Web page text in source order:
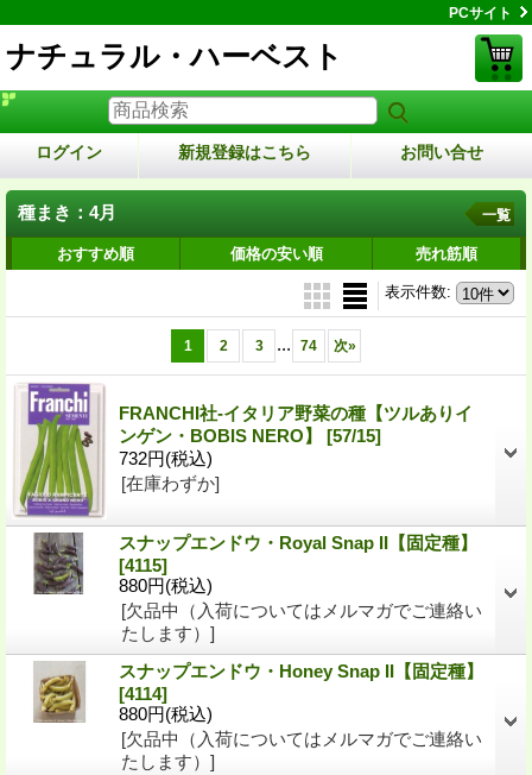
PCサイト
ナチュラル・ハーベスト
ログイン 新規登録はこちら お問い合せ
種まき：4月 一覧
おすすめ順 価格の安い順 売れ筋順
表示件数:
1 2 3 ... 74 次»
FRANCHI社-イタリア野菜の種【ツルありイ
ンゲン・BOBIS NERO】 [57/15]
732円(税込)
[在庫わずか]
スナップエンドウ・Royal Snap II【固定種】
[4115]
880円(税込)
[欠品中（入荷についてはメルマガでご連絡い
たします）]
スナップエンドウ・Honey Snap II【固定種】
[4114]
880円(税込)
[欠品中（入荷についてはメルマガでご連絡い
たします）]